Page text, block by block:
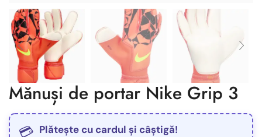
Mănuși de portar Nike Grip 3
Plătește cu cardul și câștigă!